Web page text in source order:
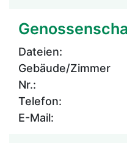
Dateien:
Gebäude/Zimmer
Nr.:
Telefon:
E-Mail: